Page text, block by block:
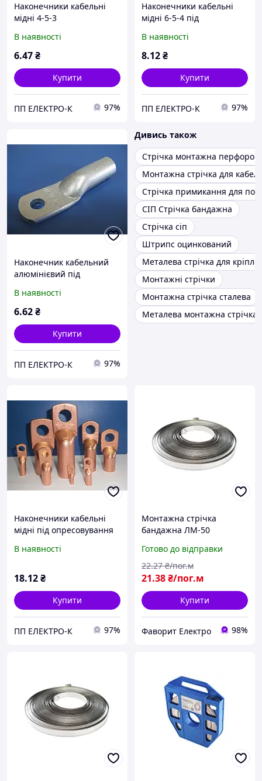
Наконечники кабельні
мідні 4-5-3
В наявності
6.47₴
Купити
ПП ЕЛЕКТРО-К 97%
Наконечники кабельні
мідні 6-5-4 під
В наявності
8.12₴
Купити
ПП ЕЛЕКТРО-К 97%
Наконечник кабельний
алюмінієвий під
В наявності
6.62₴
Купити
ПП ЕЛЕКТРО-К 97%
Дивись також
Стрічка монтажна
Монтажна стрічка для
Стрічка примикання для
СІП Стрічка бандажна
Стрічка сіп
Штрипс оцинкований
Металева стрічка для
Монтажні стрічки
Монтажна стрічка сталева
Металева монтажна стрічка
Наконечники кабельні
мідні під опресовування
В наявності
18.12₴
Купити
ПП ЕЛЕКТРО-К 97%
Монтажна стрічка
бандажна ЛМ-50
бухта)
Готово до відправки
21.38₴/пог.м
22.27 ₴/пог.м
Купити
Фаворит Електро 98%